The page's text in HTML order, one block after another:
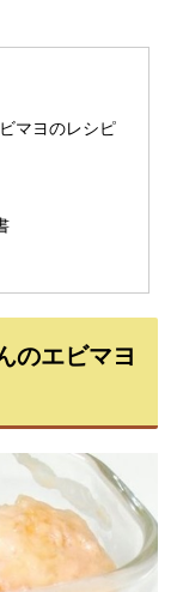
マヨのレシピ
のエビマヨ